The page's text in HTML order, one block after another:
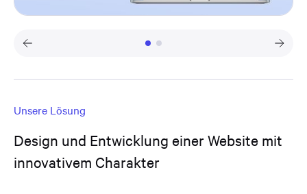
Unsere Lösung
Design und Entwicklung einer Website mit
innovativem Charakter